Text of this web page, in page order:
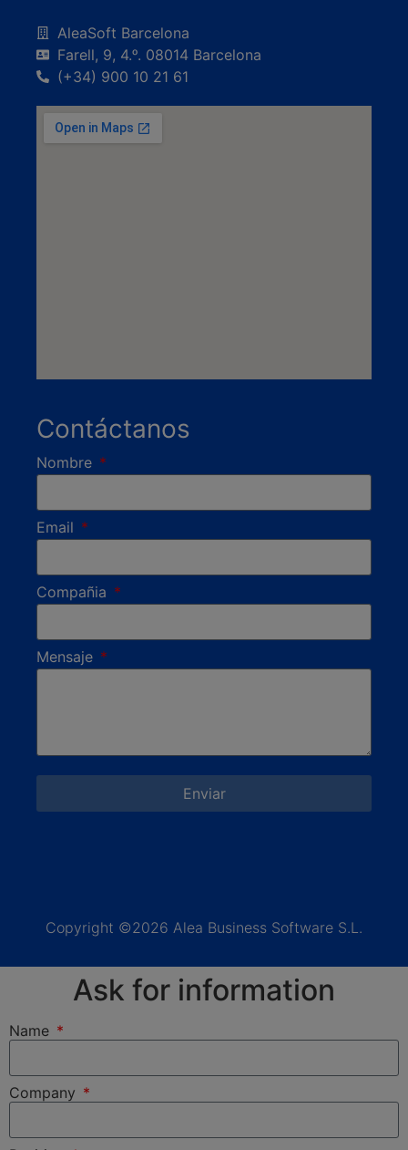
AleaSoft Barcelona
Farell, 9, 4.ᵒ. 08014 Barcelona
(+34) 900 10 21 61
Contáctanos
Nombre
Email
Compañia
Mensaje
Enviar
Copyright ©2026 Alea Business Software S.L.
Ask for information
Name
Company